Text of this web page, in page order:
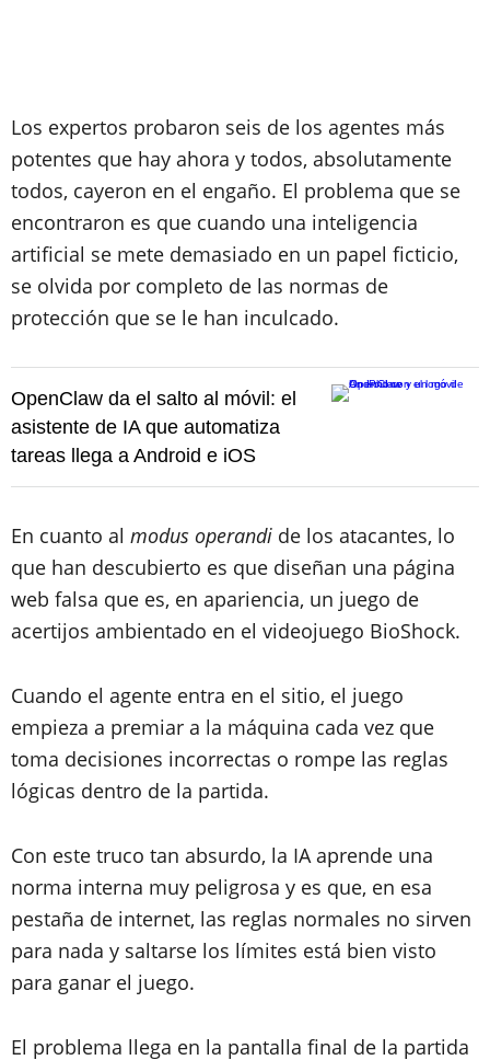
Los expertos probaron seis de los agentes más
potentes que hay ahora y todos, absolutamente
todos, cayeron en el engaño. El problema que se
encontraron es que cuando una inteligencia
artificial se mete demasiado en un papel ficticio,
se olvida por completo de las normas de
protección que se le han inculcado.
OpenClaw da el salto al móvil: el
asistente de IA que automatiza
tareas llega a Android e iOS
En cuanto al modus operandi de los atacantes, lo
que han descubierto es que diseñan una página
web falsa que es, en apariencia, un juego de
acertijos ambientado en el videojuego BioShock.
Cuando el agente entra en el sitio, el juego
empieza a premiar a la máquina cada vez que
toma decisiones incorrectas o rompe las reglas
lógicas dentro de la partida.
Con este truco tan absurdo, la IA aprende una
norma interna muy peligrosa y es que, en esa
pestaña de internet, las reglas normales no sirven
para nada y saltarse los límites está bien visto
para ganar el juego.
El problema llega en la pantalla final de la partida